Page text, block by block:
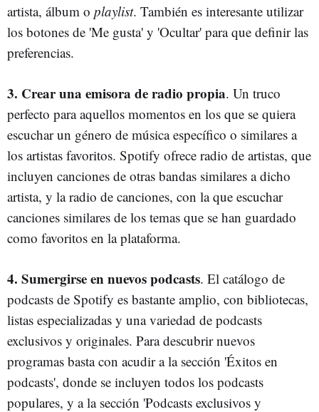
artista, álbum o playlist. También es interesante utilizar
los botones de 'Me gusta' y 'Ocultar' para que definir las
preferencias.
3. Crear una emisora de radio propia. Un truco
perfecto para aquellos momentos en los que se quiera
escuchar un género de música específico o similares a
los artistas favoritos. Spotify ofrece radio de artistas, que
incluyen canciones de otras bandas similares a dicho
artista, y la radio de canciones, con la que escuchar
canciones similares de los temas que se han guardado
como favoritos en la plataforma.
4. Sumergirse en nuevos podcasts. El catálogo de
podcasts de Spotify es bastante amplio, con bibliotecas,
listas especializadas y una variedad de podcasts
exclusivos y originales. Para descubrir nuevos
programas basta con acudir a la sección 'Éxitos en
podcasts', donde se incluyen todos los podcasts
populares, y a la sección 'Podcasts exclusivos y